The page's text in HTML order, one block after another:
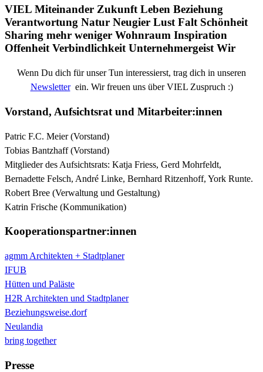
VIEL Miteinander Zukunft Leben Beziehung
Verantwortung Natur Neugier Lust Falt Schönheit
Sharing mehr weniger Wohnraum Inspiration
Offenheit Verbindlichkeit Unternehmergeist Wir
Wenn Du dich für unser Tun interessierst, trag dich in unseren
Newsletterein. Wir freuen uns über VIEL Zuspruch :)
Vorstand, Aufsichtsrat und Mitarbeiter:innen
Patric F.C. Meier (Vorstand)
Tobias Bantzhaff (Vorstand)
Mitglieder des Aufsichtsrats: Katja Friess, Gerd Mohrfeldt,
Bernadette Felsch, André Linke, Bernhard Ritzenhoff, York Runte.
Robert Bree (Verwaltung und Gestaltung)
Katrin Frische (Kommunikation)
Kooperations­partner:innen
agmm Architekten + Stadtplaner
IFUB
Hütten und Paläste
H2R Architekten und Stadtplaner
Beziehungsweise.dorf
Neulandia
bring together
Presse